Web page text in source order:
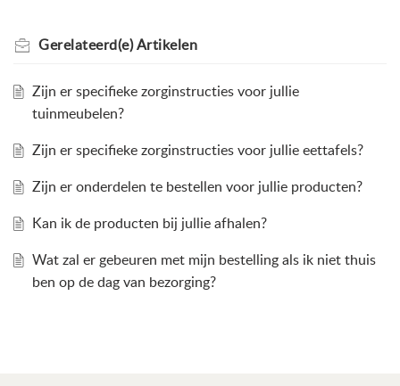
Gerelateerd(e)Artikelen
Zijn er specifieke zorginstructies voor jullie
tuinmeubelen?
Zijn er specifieke zorginstructies voor jullie eettafels?
Zijn er onderdelen te bestellen voor jullie producten?
Kan ik de producten bij jullie afhalen?
Wat zal er gebeuren met mijn bestelling als ik niet thuis
ben op de dag van bezorging?